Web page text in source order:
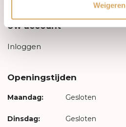
Weigeren
Uw account
Inloggen
Openingstijden
Maandag: Gesloten
Dinsdag: Gesloten